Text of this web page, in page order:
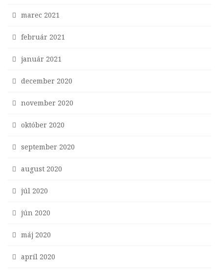
marec 2021
február 2021
január 2021
december 2020
november 2020
október 2020
september 2020
august 2020
júl 2020
jún 2020
máj 2020
apríl 2020